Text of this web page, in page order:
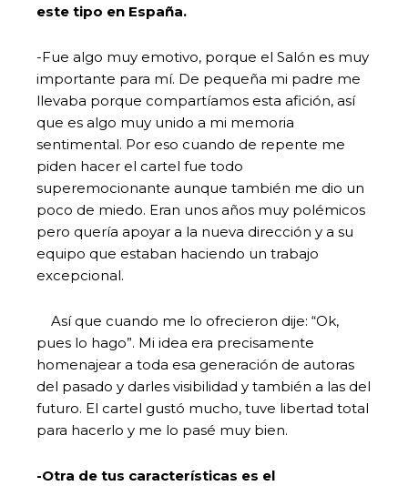
este tipo en España.
-Fue algo muy emotivo, porque el Salón es muy
importante para mí. De pequeña mi padre me
llevaba porque compartíamos esta afición, así
que es algo muy unido a mi memoria
sentimental. Por eso cuando de repente me
piden hacer el cartel fue todo
superemocionante aunque también me dio un
poco de miedo. Eran unos años muy polémicos
pero quería apoyar a la nueva dirección y a su
equipo que estaban haciendo un trabajo
excepcional.
Así que cuando me lo ofrecieron dije: “Ok,
pues lo hago”. Mi idea era precisamente
homenajear a toda esa generación de autoras
del pasado y darles visibilidad y también a las del
futuro. El cartel gustó mucho, tuve libertad total
para hacerlo y me lo pasé muy bien.
-Otra de tus características es el